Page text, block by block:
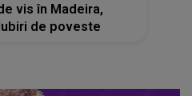
vis în Madeira,
de poveste